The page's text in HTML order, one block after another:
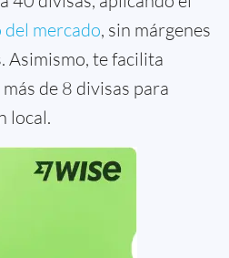
mercado, sin márgenes
Asimismo, te facilita
de 8 divisas para
local.